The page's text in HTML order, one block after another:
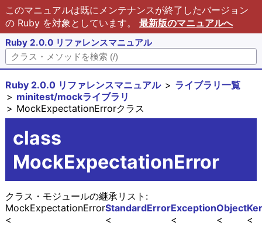
このマニュアルは既にメンテナンスが終了したバージョン
の Ruby を対象としています。 最新版のマニュアルへ
Ruby 2.0.0 リファレンスマニュアル
Ruby 2.0.0 リファレンスマニュアル
ライブラリ一覧
minitest/mockライブラリ
MockExpectationErrorクラス
class
MockExpectationError
クラス・モジュールの継承リスト:
Object
Exception
StandardError
MockExpectationError